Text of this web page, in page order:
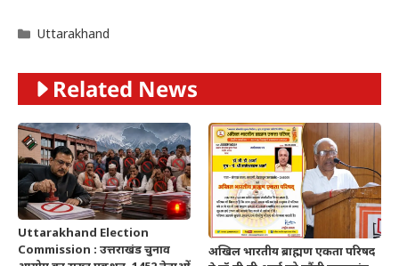
Categories
Uttarakhand
Related News
Uttarakhand Election
Commission : उत्तराखंड चुनाव
अखिल भारतीय ब्राह्मण एकता परिषद